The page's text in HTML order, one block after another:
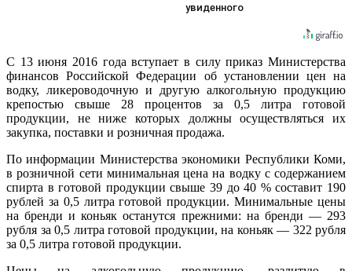
увиденного
С 13 июня 2016 года вступает в силу приказ Министерства
финансов Российской Федерации об установлении цен на
водку, ликероводочную и другую алкогольную продукцию
крепостью свыше 28 процентов за 0,5 литра готовой
продукции, не ниже которых должны осуществляться их
закупка, поставки и розничная продажа.
По информации Министерства экономики Республики Коми,
в розничной сети минимальная цена на водку с содержанием
спирта в готовой продукции свыше 39 до 40 % составит 190
рублей за 0,5 литра готовой продукции. Минимальные цены
на бренди и коньяк останутся прежними: на бренди — 293
рубля за 0,5 литра готовой продукции, на коньяк — 322 рубля
за 0,5 литра готовой продукции.